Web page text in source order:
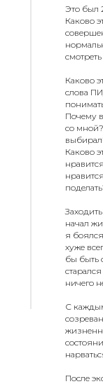
Это был
Каково
Каково
слова
Почему
со
выбирал!
Каково
начал
я
хуже
бы быть
ничего
С
После